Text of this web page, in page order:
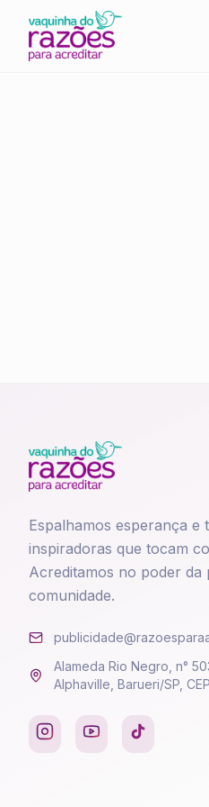
Espalhamos esperança
inspiradoras que tocam
Acreditamos no poder da
comunidade.
Alameda Rio Negro, n°
Alphaville, Barueri/SP,